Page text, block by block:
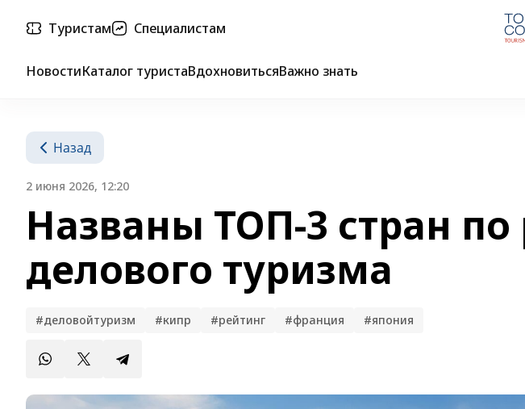
Туристам Специалистам
НовостиКаталог туристаВдохновитьсяВажно знать
Назад
2 июня 2026, 12:20
Названы ТОП-3 стран по
делового туризма
#деловойтуризм #кипр #рейтинг #франция #япония